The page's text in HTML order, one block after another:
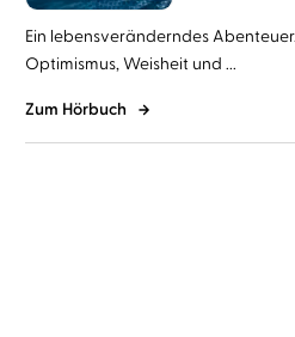
Ein lebensveränderndes
Optimismus, Weisheit und ...
Zum Hörbuch